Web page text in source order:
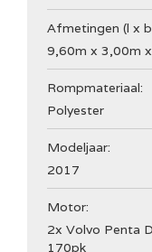
Afmetingen (l x
9,60m x 3,00m
Rompmateriaal:
Polyester
Modeljaar:
2017
Motor:
2x Volvo Penta
170pk